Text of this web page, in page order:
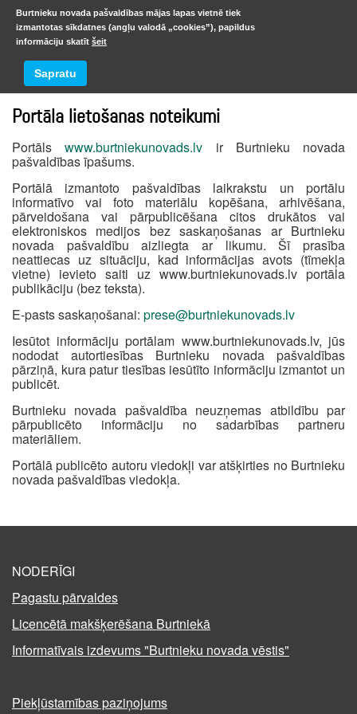
Monitorings
Portāla lietošanas noteikumi
Portālswww.burtniekunovads.lv ir Burtnieku novada
pašvaldības īpašums.
Portālā izmantoto pašvaldības laikrakstu un portālu
informatīvo vai foto materiālu kopēšana, arhivēšana,
pārveidošana vai pārpublicēšana citos drukātos vai
elektroniskos medijos bez saskaņošanas ar Burtnieku
novada pašvaldību aizliegta ar likumu. Šī prasība
neattiecas uz situāciju, kad informācijas avots (tīmekļa
vietne) ievieto saiti uz www.burtniekunovads.lv portāla
publikāciju (bez teksta).
E-pasts saskaņošanai: prese@burtniekunovads.lv
Iesūtot informāciju portālam www.burtniekunovads.lv, jūs
nododat autortiesības Burtnieku novada pašvaldības
pārziņā, kura patur tiesības iesūtīto informāciju izmantot un
publicēt.
Burtnieku novada pašvaldība neuzņemas atbildību par
pārpublicēto informāciju no sadarbības partneru
materiāliem.
Portālā publicēto autoru viedokļi var atšķirties no Burtnieku
novada pašvaldības viedokļa.
NODERĪGI
Pagastu pārvaldes
Licencētā makšķerēšana Burtniekā
Informatīvais izdevums "Burtnieku novada vēstis"
Piekļūstamības paziņojums
Burtnieku novada pašvaldības mājas lapas vietnē tiek
izmantotas sīkdatnes (angļu valodā „cookies”), papildus
informāciju skatīt šeit
Sapratu